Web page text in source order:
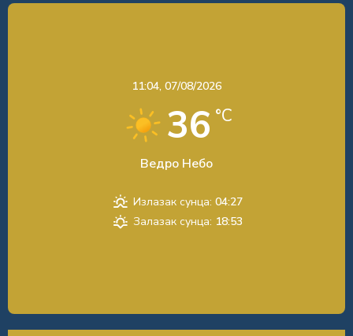
11:04, 07/08/2026
36 °C
Ведро Небо
Излазак сунца: 04:27
Залазак сунца: 18:53